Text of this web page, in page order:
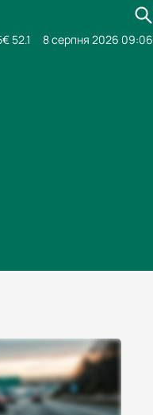
€ 52.1 8 серпня 2026 09:06